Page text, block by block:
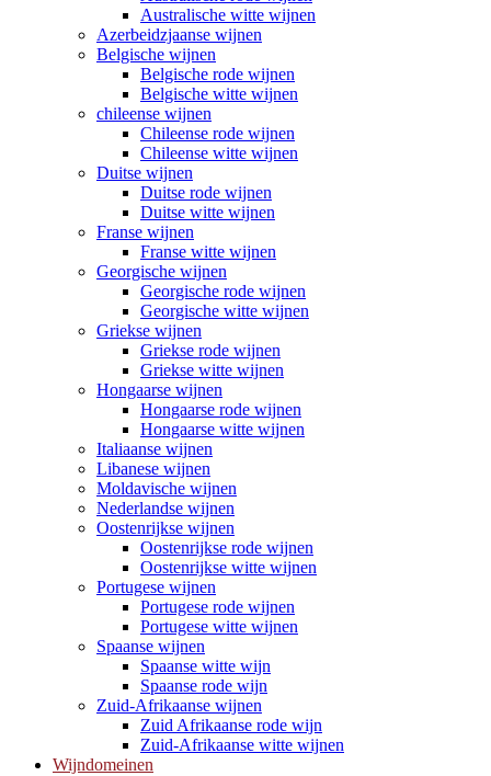
Australische witte wijnen
Azerbeidzjaanse wijnen
Belgische wijnen
Belgische rode wijnen
Belgische witte wijnen
chileense wijnen
Chileense rode wijnen
Chileense witte wijnen
Duitse wijnen
Duitse rode wijnen
Duitse witte wijnen
Franse wijnen
Franse witte wijnen
Georgische wijnen
Georgische rode wijnen
Georgische witte wijnen
Griekse wijnen
Griekse rode wijnen
Griekse witte wijnen
Hongaarse wijnen
Hongaarse rode wijnen
Hongaarse witte wijnen
Italiaanse wijnen
Libanese wijnen
Moldavische wijnen
Nederlandse wijnen
Oostenrijkse wijnen
Oostenrijkse rode wijnen
Oostenrijkse witte wijnen
Portugese wijnen
Portugese rode wijnen
Portugese witte wijnen
Spaanse wijnen
Spaanse witte wijn
Spaanse rode wijn
Zuid-Afrikaanse wijnen
Zuid Afrikaanse rode wijn
Zuid-Afrikaanse witte wijnen
Wijndomeinen